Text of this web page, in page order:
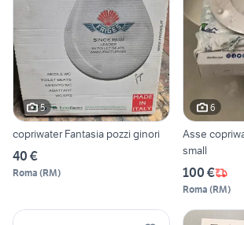
5
copriwater Fantasia pozzi ginori
40 €
Roma (RM)
6
Asse
small
100 €
Roma (RM)